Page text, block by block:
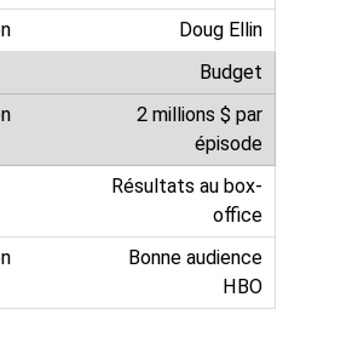
Doug Ellin
Budget
2 millions $ par
épisode
Résultats au box-
office
Bonne audience
HBO